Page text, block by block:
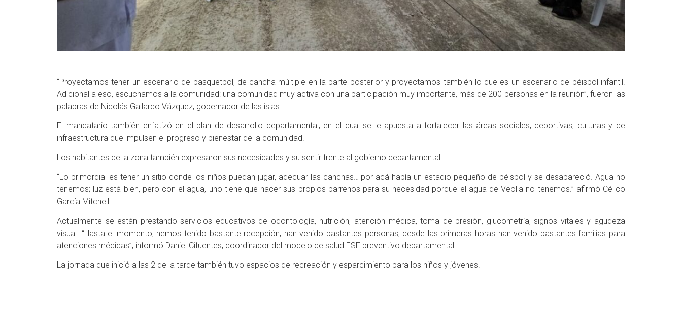
“Proyectamos tener un escenario de basquetbol, de cancha múltiple en la parte posterior y proyectamos también lo que es un escenario de béisbol infantil.
Adicional a eso, escuchamos a la comunidad: una comunidad muy activa con una participación muy importante, más de 200 personas en la reunión”, fueron las
palabras de Nicolás Gallardo Vázquez, gobernador de las islas.
El mandatario también enfatizó en el plan de desarrollo departamental, en el cual se le apuesta a fortalecer las áreas sociales, deportivas, culturas y de
infraestructura que impulsen el progreso y bienestar de la comunidad.
Los habitantes de la zona también expresaron sus necesidades y su sentir frente al gobierno departamental:
“Lo primordial es tener un sitio donde los niños puedan jugar, adecuar las canchas… por acá había un estadio pequeño de béisbol y se desapareció. Agua no
tenemos; luz está bien, pero con el agua, uno tiene que hacer sus propios barrenos para su necesidad porque el agua de Veolia no tenemos.” afirmó Célico
García Mitchell.
Actualmente se están prestando servicios educativos de odontología, nutrición, atención médica, toma de presión, glucometría, signos vitales y agudeza
visual. “Hasta el momento, hemos tenido bastante recepción, han venido bastantes personas, desde las primeras horas han venido bastantes familias para
atenciones médicas”, informó Daniel Cifuentes, coordinador del modelo de salud ESE preventivo departamental.
La jornada que inició a las 2 de la tarde también tuvo espacios de recreación y esparcimiento para los niños y jóvenes.